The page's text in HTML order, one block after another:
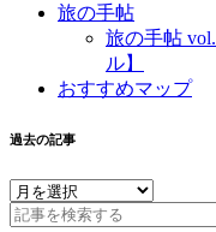
旅の手帖
旅の手帖
ル】
おすすめマップ
過去の記事